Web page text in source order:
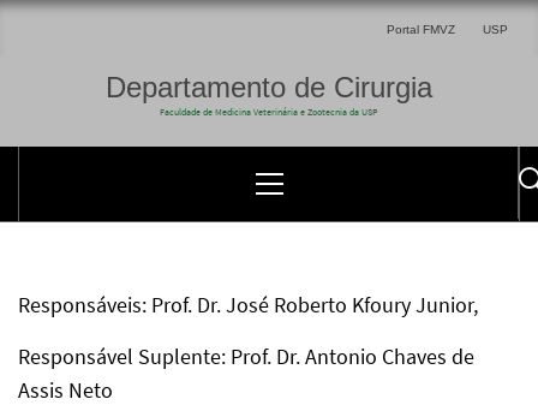
Portal FMVZ USP
Departamento de Cirurgia
Faculdade de Medicina Veterinária e Zootecnia da USP
Responsáveis: Prof. Dr. José Roberto Kfoury Junior,
Responsável Suplente: Prof. Dr. Antonio Chaves de
Assis Neto